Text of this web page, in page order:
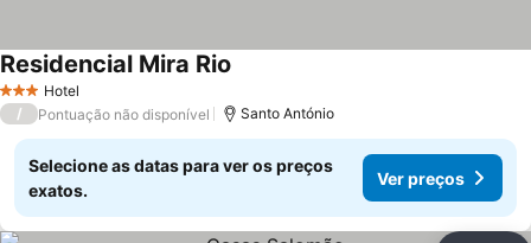
3 EstrelasHotel
Residencial Mira Rio
/ Pontuação não disponível Santo António
Selecione as datas para ver os preços
exatos.
Ver preços